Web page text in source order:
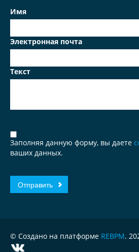
Имя
Электронная почта
Текст
Заполняя данную форму, вы даете
ваших данных.
© Создано на платформе REBPM.